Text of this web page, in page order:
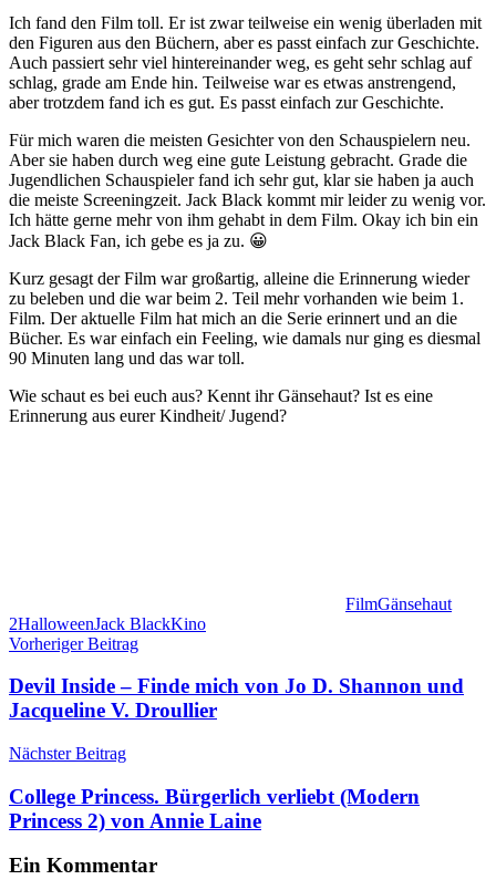
Ich fand den Film toll. Er ist zwar teilweise ein wenig überladen mit
den Figuren aus den Büchern, aber es passt einfach zur Geschichte.
Auch passiert sehr viel hintereinander weg, es geht sehr schlag auf
schlag, grade am Ende hin. Teilweise war es etwas anstrengend,
aber trotzdem fand ich es gut. Es passt einfach zur Geschichte.
Für mich waren die meisten Gesichter von den Schauspielern neu.
Aber sie haben durch weg eine gute Leistung gebracht. Grade die
Jugendlichen Schauspieler fand ich sehr gut, klar sie haben ja auch
die meiste Screeningzeit. Jack Black kommt mir leider zu wenig vor.
Ich hätte gerne mehr von ihm gehabt in dem Film. Okay ich bin ein
Jack Black Fan, ich gebe es ja zu. 😀
Kurz gesagt der Film war großartig, alleine die Erinnerung wieder
zu beleben und die war beim 2. Teil mehr vorhanden wie beim 1.
Film. Der aktuelle Film hat mich an die Serie erinnert und an die
Bücher. Es war einfach ein Feeling, wie damals nur ging es diesmal
90 Minuten lang und das war toll.
Wie schaut es bei euch aus? Kennt ihr Gänsehaut? Ist es eine
Erinnerung aus eurer Kindheit/ Jugend?
FilmGänsehaut
2HalloweenJack BlackKino
Beitragsnavigation
Vorheriger Beitrag
Devil Inside – Finde mich von Jo D. Shannon und
Jacqueline V. Droullier
Nächster Beitrag
College Princess. Bürgerlich verliebt (Modern
Princess 2) von Annie Laine
Ein Kommentar